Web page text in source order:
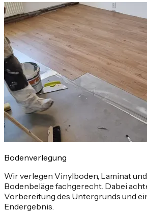
Bodenverlegung
Wir verlegen Vinylboden, Laminat
Bodenbeläge fachgerecht. Dabei
Vorbereitung des Untergrunds und
Endergebnis.